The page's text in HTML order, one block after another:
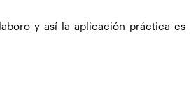
el curso.
una quedada con los alumnos del
y así la aplicación práctica es